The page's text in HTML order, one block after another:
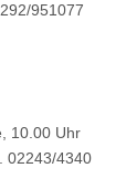
951077
Uhr
4340